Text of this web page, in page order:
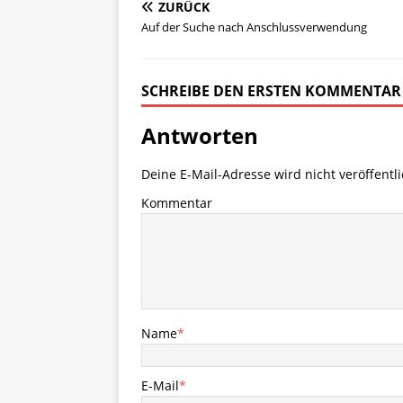
ZURÜCK
Auf der Suche nach Anschlussverwendung
SCHREIBE DEN ERSTEN KOMMENTAR
Antworten
Deine E-Mail-Adresse wird nicht
Kommentar
Name*
E-Mail*